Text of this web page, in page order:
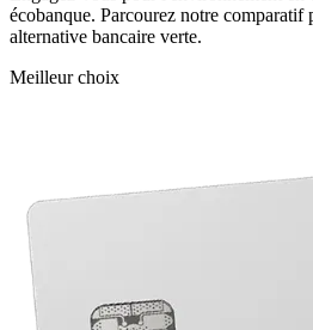
écobanque. Parcourez notre comparatif
alternative bancaire verte.
Meilleur choix